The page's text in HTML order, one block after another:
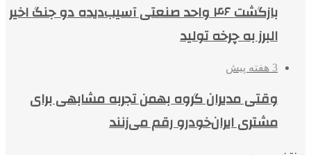
بازگشت ۴۶ واحد صنعتی آسیب‌دیده دو جنگ اخیر
البرز به چرخه تولید
3 هفته پیش
وقتی مدیران گروه بهمن تجربه مشابهی برای
مشتری ایران‌خودرو رقم می‌زنند